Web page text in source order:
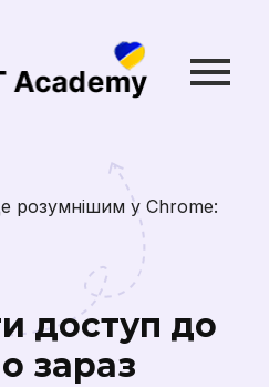
Найкращі
презентацій
доступ до
зараз